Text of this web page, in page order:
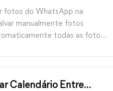
fotos do WhatsApp na
manualmente fotos
todas as fotos
Calendário Entre